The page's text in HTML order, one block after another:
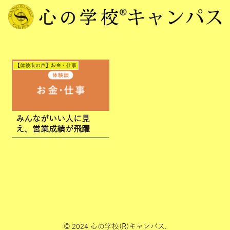
【体験者の声】お金・仕事
みんながいい人に見
え、営業成績が飛躍
© 2024 心の学校(R)キャンパス.